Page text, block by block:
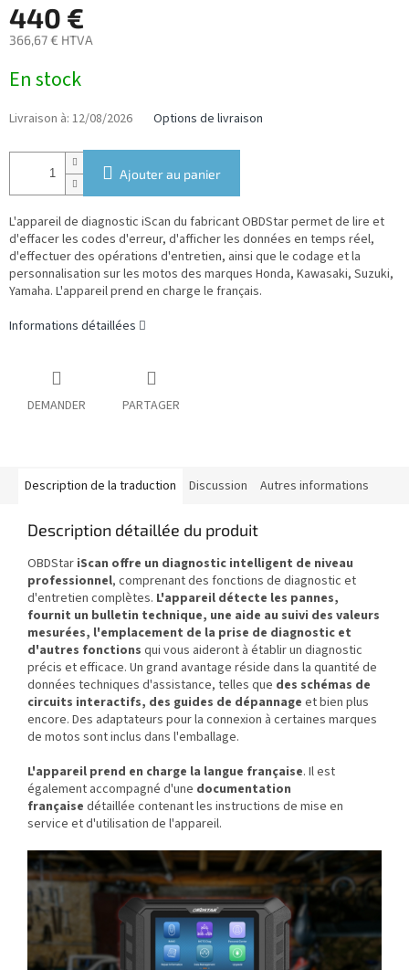
440 €
366,67 € HTVA
de
mesure:
En stock
Livraison à: 12/08/2026 Options de livraison
Ajouter au panier
L'appareil de diagnostic iScan du fabricant OBDStar permet de lire et
d'effacer les codes d'erreur, d'afficher les données en temps réel,
d'effectuer des opérations d'entretien, ainsi que le codage et la
personnalisation sur les motos des marques Honda, Kawasaki, Suzuki,
Yamaha. L'appareil prend en charge le français.
Informations détaillées
DEMANDER PARTAGER
Description de la traduction Discussion Autres informations
Description détaillée du produit
OBDStar iScan offre un diagnostic intelligent de niveau
professionnel, comprenant des fonctions de diagnostic et
d'entretien complètes. L'appareil détecte les pannes,
fournit un bulletin technique, une aide au suivi des valeurs
mesurées, l'emplacement de la prise de diagnostic et
d'autres fonctions qui vous aideront à établir un diagnostic
précis et efficace. Un grand avantage réside dans la quantité de
données techniques d'assistance, telles que des schémas de
circuits interactifs, des guides de dépannage et bien plus
encore. Des adaptateurs pour la connexion à certaines marques
de motos sont inclus dans l'emballage.
L'appareil prend en charge la langue française. Il est
également accompagné d'une documentation
française détaillée contenant les instructions de mise en
service et d'utilisation de l'appareil.